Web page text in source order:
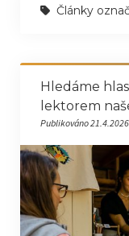
Články
Hledáme
lektorem
Publikováno 21.4.2026